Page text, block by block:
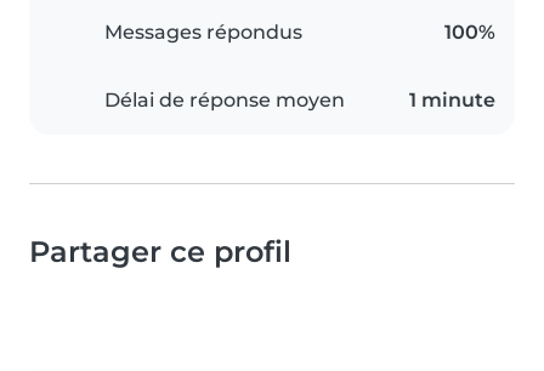
Messages répondus 100%
Délai de réponse moyen 1 minute
Partager ce profil